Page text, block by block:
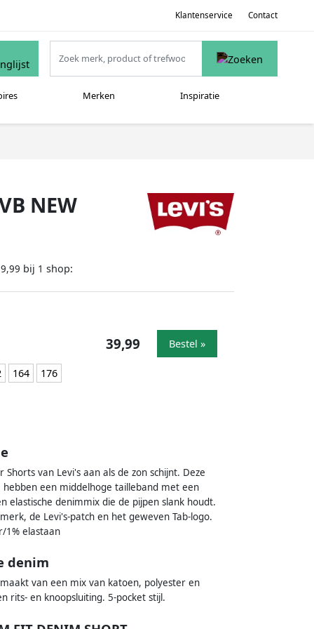
Klantenservice Contact
Merken Inspiratie
NEW
bij 1 shop:
164 176
39,99 Bestel »
van Levi's aan als de zon schijnt. Deze
een middelhoge tailleband met een
elastische denimmix die de pijpen slank houdt.
de Levi's-patch en het geweven Tab-logo.
1% elastaan
denim
van een mix van katoen, polyester en
rits- en knoopsluiting. 5-pocket stijl.